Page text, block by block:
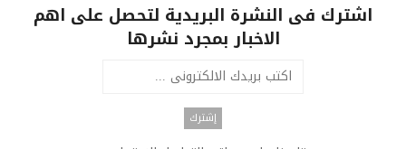
اشترك فى النشرة البريدية لتحصل على اهم
الاخبار بمجرد نشرها